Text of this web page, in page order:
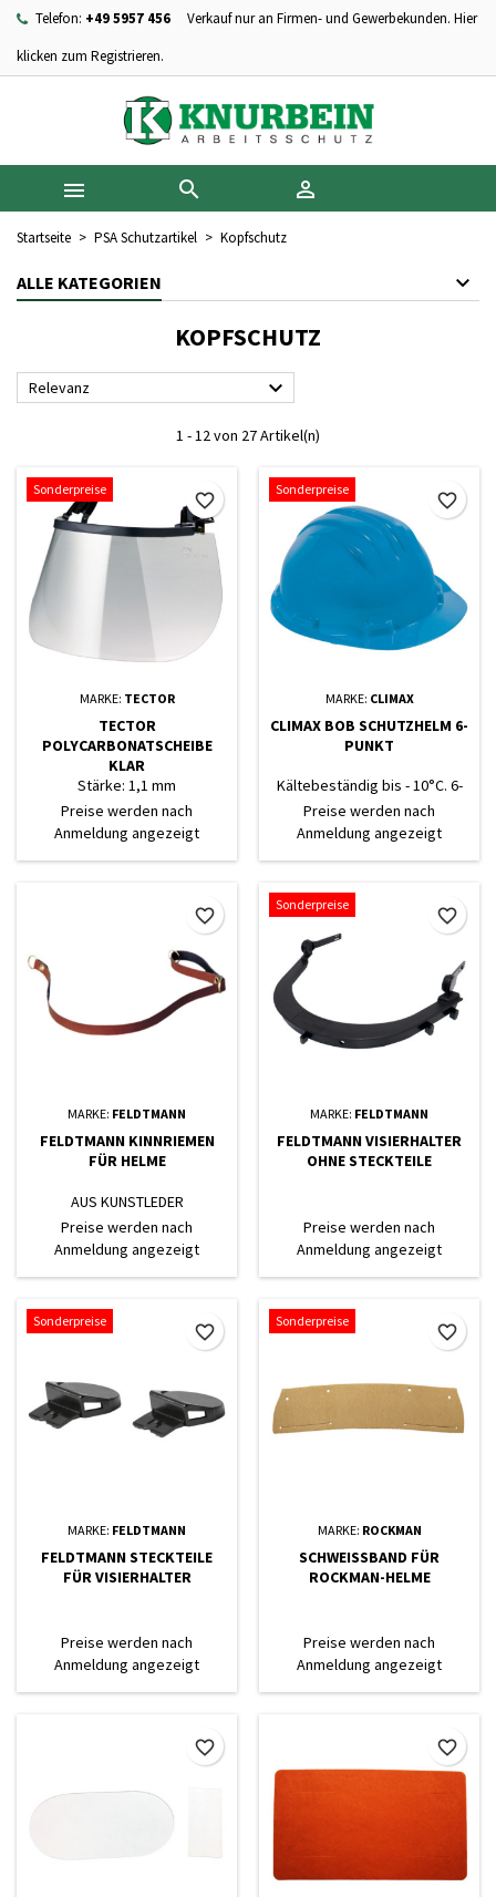
Telefon: +49 5957 456
Verkauf nur an Firmen- und Gewerbekunden. Hier
klicken zum Registrieren.
  
Startseite PSA Schutzartikel Kopfschutz
ALLE KATEGORIEN
KOPFSCHUTZ
Relevanz 
1 - 12 von 27 Artikel(n)
Sonderpreise
MARKE: TECTOR
TECTOR
POLYCARBONATSCHEIBE
KLAR
Stärke: 1,1 mm
Preise werden nach
Anmeldung angezeigt
favorite_border
Sonderpreise
MARKE: CLIMAX
CLIMAX BOB SCHUTZHELM 6-
PUNKT
Kältebeständig bis - 10°C. 6-
Punkt-Aufhängung aus
Kunststoff
Preise werden nach
Anmeldung angezeigt
favorite_border
MARKE: FELDTMANN
FELDTMANN KINNRIEMEN
FÜR HELME
AUS KUNSTLEDER
Preise werden nach
Anmeldung angezeigt
favorite_border
Sonderpreise
MARKE: FELDTMANN
FELDTMANN VISIERHALTER
OHNE STECKTEILE
Preise werden nach
Anmeldung angezeigt
favorite_border
Sonderpreise
MARKE: FELDTMANN
FELDTMANN STECKTEILE
FÜR VISIERHALTER
Preise werden nach
Anmeldung angezeigt
favorite_border
Sonderpreise
MARKE: ROCKMAN
SCHWEISSBAND FÜR
ROCKMAN-HELME
Preise werden nach
Anmeldung angezeigt
favorite_border
favorite_border favorite_border
Ihre Wunschlisten ×
Neue Liste anlegen
((modalTitle)) ×
((confirmMessage))
((cancelText)) ((modalDeleteText))
Wunschliste erstellen ×
Name der Wunschliste
Abbrechen Wunschliste erstellen
Anmelden ×
Sie müssen angemeldet sein, um Artikel Ihrer Wunschliste
hinzufügen zu können.
Abbrechen